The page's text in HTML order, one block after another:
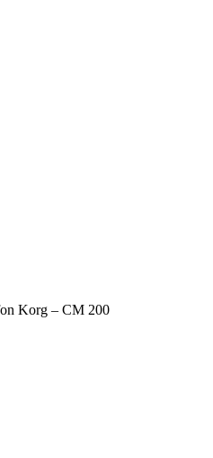
Korg – CM 200